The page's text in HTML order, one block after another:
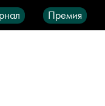
Премия
IT-продукты